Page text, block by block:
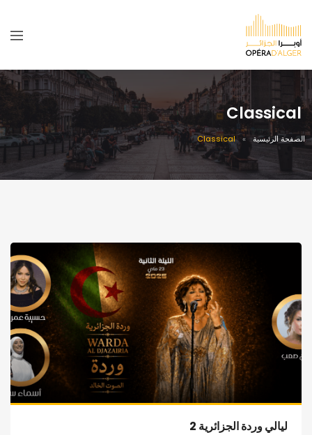
Classical
الصفحة الرئيسية Classical
ليالي وردة الجزائرية 2